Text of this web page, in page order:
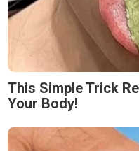
This Simple Trick
Your Body!